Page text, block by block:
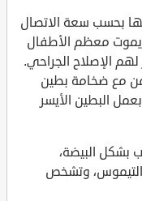
بحسب سعة الاتصال
ويموت معظم الأطفال
الإصلاح الجراحي.
مع ضخامة بطين
البطين الأيسر
بشكل البيضة،
التيموس، وتشخص